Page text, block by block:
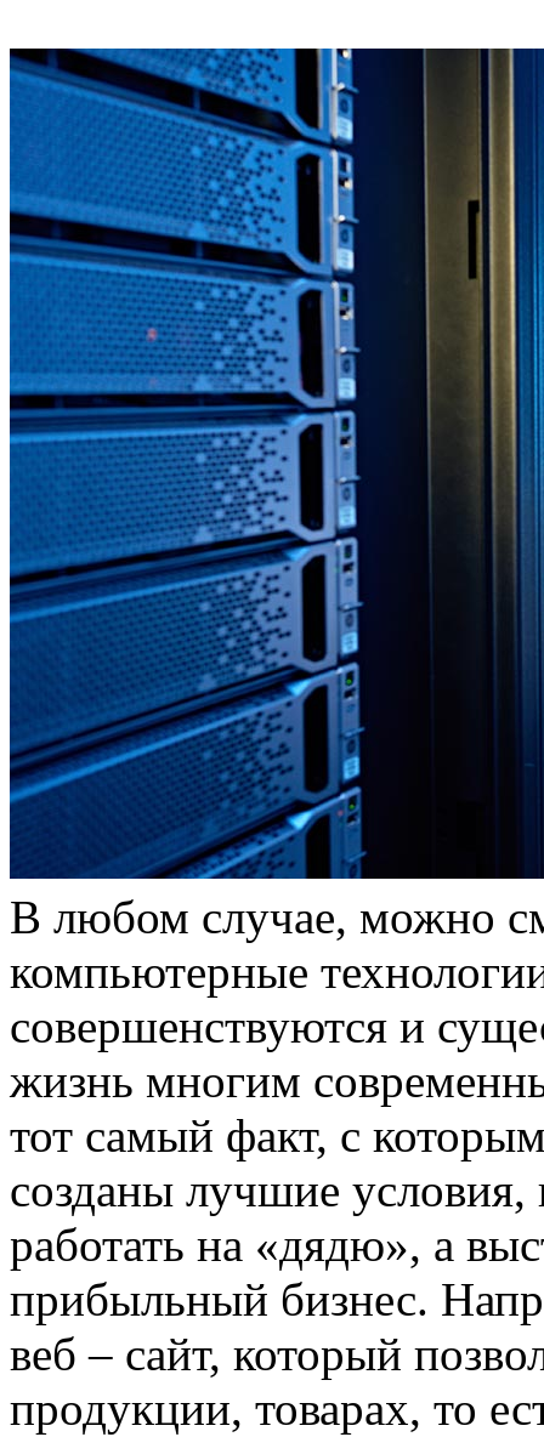
В любом случае, можно
компьютерные
совершенствуются и
жизнь многим
тот самый факт, с
созданы лучшие
работать на «дядю», а
прибыльный бизнес.
веб – сайт, который
продукции, товарах, то